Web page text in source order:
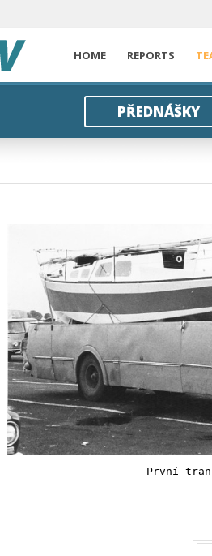
HOME REPORTS
PŘEDNÁŠKY
První